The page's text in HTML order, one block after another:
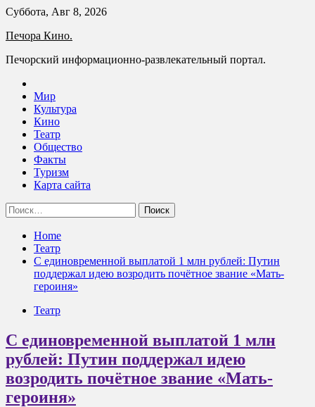
Skip
content
Суббота, Авг 8, 2026
Печора Кино.
Печорский информационно-развлекательный портал.
Мир
Культура
Кино
Театр
Общество
Факты
Туризм
Карта сайта
Найти:
Home
Театр
С единовременной выплатой 1 млн рублей: Путин
поддержал идею возродить почётное звание «Мать-
героиня»
Театр
С единовременной выплатой 1 млн
рублей: Путин поддержал идею
возродить почётное звание «Мать-
героиня»